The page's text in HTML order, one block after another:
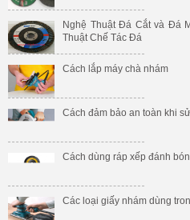
Nghệ Thuật Đá Cắt và Đá
Thuật Chế Tác Đá
Cách lắp máy chà nhám
Cách đảm bảo an toàn khi
Cách dùng ráp xếp đánh
Các loại giấy nhám dùng